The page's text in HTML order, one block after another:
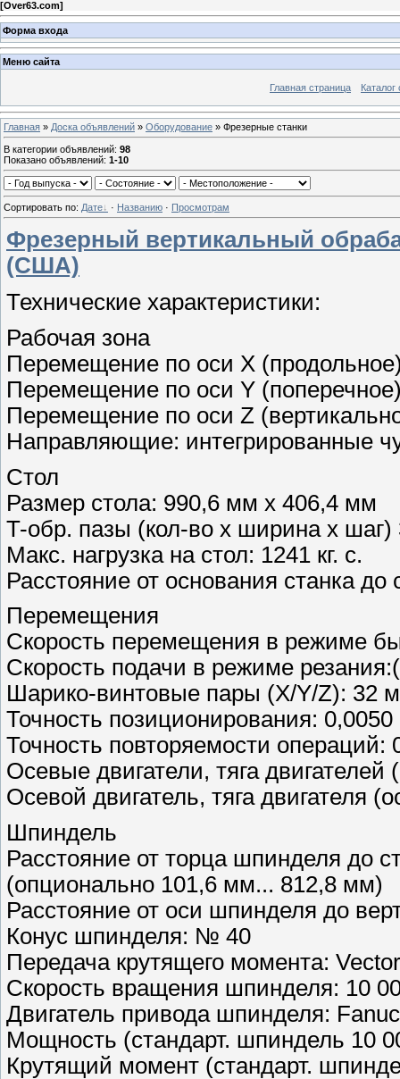
[Over63.com]
Форма входа
Меню сайта
Главная страница Каталог
Главная » Доска объявлений » Оборудование » Фрезерные станки
В категории объявлений: 98
Показано объявлений: 1-10
Сортировать по: Дате · Названию · Просмотрам
Фрезерный вертикальный
(США)
Технические характеристики:
Рабочая зона
Перемещение по оси X
Перемещение по оси Y
Перемещение по оси Z
Направляющие: интегрированные
Стол
Размер стола: 990,6 мм x 406,4 мм
T-обр. пазы (кол-во x ширина x
Макс. нагрузка на стол: 1241 кг. с.
Расстояние от основания станка
Перемещения
Скорость перемещения в режиме
Скорость подачи в режиме
Шарико-винтовые пары (X/Y/Z): 32
Точность позиционирования:
Точность повторяемости операций:
Осевые двигатели, тяга
Осевой двигатель, тяга двигателя
Шпиндель
Расстояние от торца шпинделя до
(опционально 101,6 мм... 812,8 мм)
Расстояние от оси шпинделя до
Конус шпинделя: № 40
Передача крутящего момента:
Скорость вращения шпинделя: 10
Двигатель привода шпинделя:
Мощность (стандарт. шпиндель 10
Крутящий момент (стандарт.